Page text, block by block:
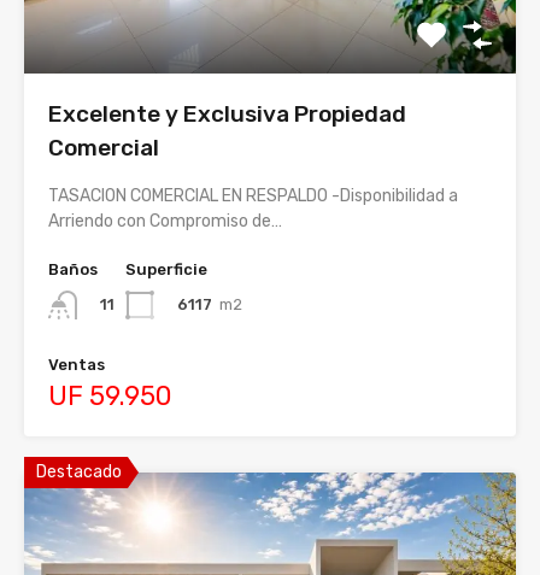
Excelente y Exclusiva Propiedad
Comercial
TASACION COMERCIAL EN RESPALDO -Disponibilidad a
Arriendo con Compromiso de…
Baños
11
Superficie
6117 m2
Ventas
UF 59.950
Destacado